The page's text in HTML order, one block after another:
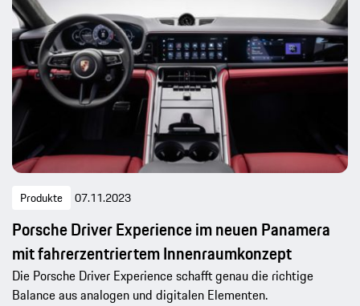
Produkte 07.11.2023
Porsche Driver Experience im neuen Panamera
mit fahrerzentriertem Innenraumkonzept
Die Porsche Driver Experience schafft genau die richtige
Balance aus analogen und digitalen Elementen.